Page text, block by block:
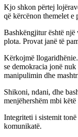
Kjo shkon përtej
që kërcënon themelet e
Bashkëngjitur është një
plota. Provat janë të
Kërkojmë
se demokracia jonë
manipulimin dhe
Shikoni, ndani, dhe
menjëhershëm mbi
Integriteti i sistemit
komunikatë.